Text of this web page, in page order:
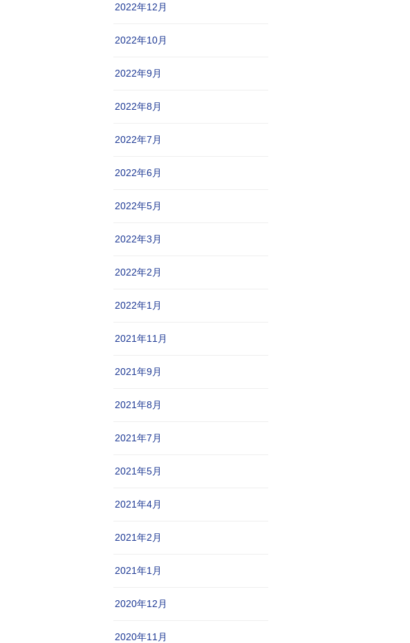
2022年12月
2022年10月
2022年9月
2022年8月
2022年7月
2022年6月
2022年5月
2022年3月
2022年2月
2022年1月
2021年11月
2021年9月
2021年8月
2021年7月
2021年5月
2021年4月
2021年2月
2021年1月
2020年12月
2020年11月